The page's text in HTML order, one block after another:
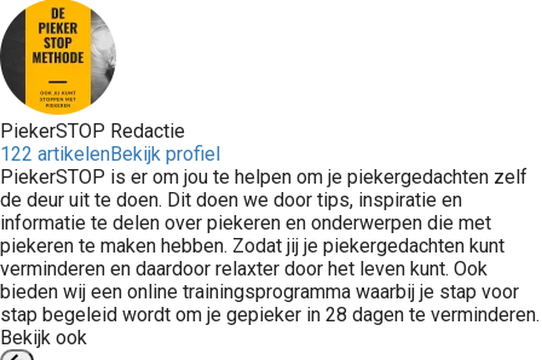
PiekerSTOP Redactie
122 artikelenBekijk profiel
PiekerSTOP is er om jou te helpen om je piekergedachten zelf
de deur uit te doen. Dit doen we door tips, inspiratie en
informatie te delen over piekeren en onderwerpen die met
piekeren te maken hebben. Zodat jij je piekergedachten kunt
verminderen en daardoor relaxter door het leven kunt. Ook
bieden wij een online trainingsprogramma waarbij je stap voor
stap begeleid wordt om je gepieker in 28 dagen te verminderen.
Bekijk ook